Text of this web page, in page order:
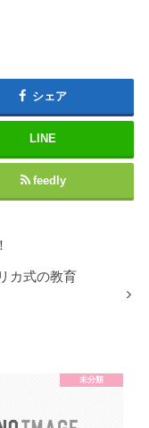
シェア
LINE
feedly
カ式の教育
未分類